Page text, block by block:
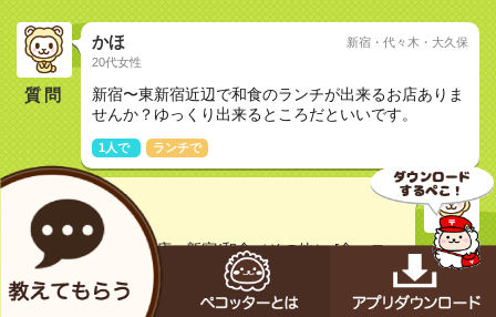
質問
かほ
20代女性
新宿・代々木・大久保
新宿〜東新宿近辺で和食のランチが出来るお店ありま
せんか？ゆっくり出来るところだといいです。
1人で ランチで
ミオ
30代女性
しんぱち食堂 新宿店 - 新宿/和食（その他） [食べロ
グ]
http://s.tabelog.com/tokyo/A1304/A130401/13147298